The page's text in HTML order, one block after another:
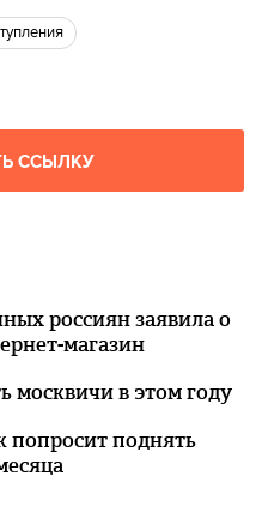
ССЫЛКУ
россиян заявила о
магазин
москвичи в этом году
поднять